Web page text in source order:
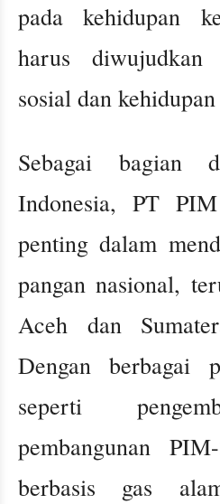
pada kehidupan
harus
sosial dan
Sebagai bagian
Indonesia, PT
penting dalam
pangan nasional,
Aceh dan
Dengan berbagai
seperti
pembangunan
berbasis gas